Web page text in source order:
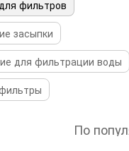
фильтров
засыпки
для фильтрации воды
По